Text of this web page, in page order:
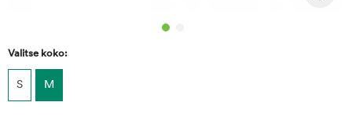
Valitse koko:
S M